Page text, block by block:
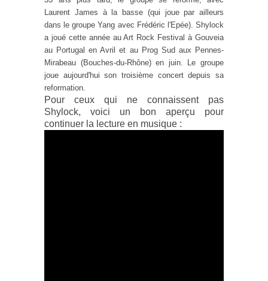
Laurent James à la basse (qui joue par ailleurs
dans le groupe Yang avec Frédéric l'Epée). Shylock
a joué cette année au Art Rock Festival à Gouveia
au Portugal en Avril et au Prog Sud aux Pennes-
Mirabeau (Bouches-du-Rhône) en juin. Le groupe
joue aujourd'hui son troisième concert depuis sa
reformation.
Pour ceux qui ne connaissent pas
Shylock, voici un bon aperçu pour
continuer la lecture en musique :